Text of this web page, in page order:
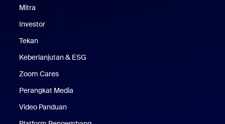
Mitra
Investor
Tekan
Keberlanjutan & ESG
Zoom Cares
Perangkat Media
Video Panduan